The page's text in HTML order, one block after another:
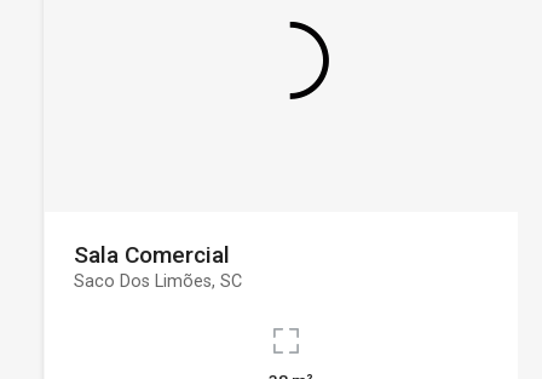
Sala Comercial
Saco Dos Limões, SC